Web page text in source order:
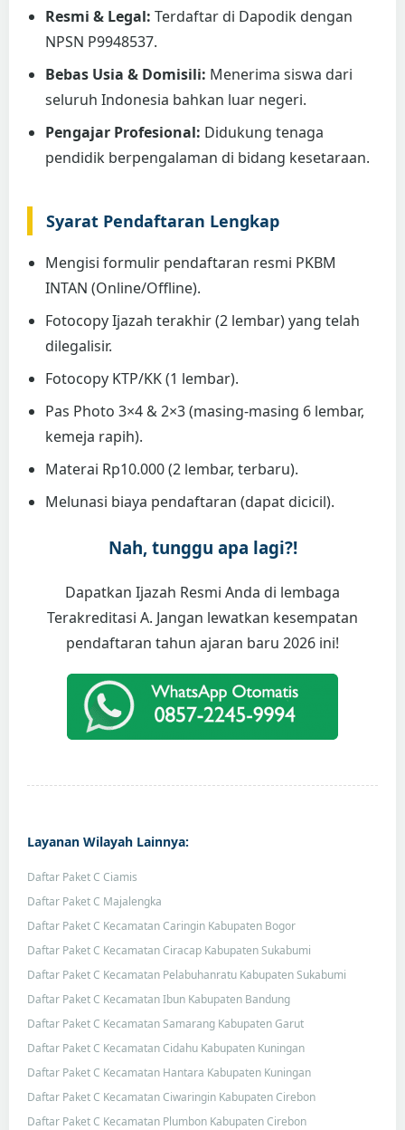
Resmi & Legal: Terdaftar di Dapodik dengan
NPSN P9948537.
Bebas Usia & Domisili: Menerima siswa dari
seluruh Indonesia bahkan luar negeri.
Pengajar Profesional: Didukung tenaga
pendidik berpengalaman di bidang kesetaraan.
Syarat Pendaftaran Lengkap
Mengisi formulir pendaftaran resmi PKBM
INTAN (Online/Offline).
Fotocopy Ijazah terakhir (2 lembar) yang telah
dilegalisir.
Fotocopy KTP/KK (1 lembar).
Pas Photo 3×4 & 2×3 (masing-masing 6 lembar,
kemeja rapih).
Materai Rp10.000 (2 lembar, terbaru).
Melunasi biaya pendaftaran (dapat dicicil).
Nah, tunggu apa lagi?!
Dapatkan Ijazah Resmi Anda di lembaga
Terakreditasi A. Jangan lewatkan kesempatan
pendaftaran tahun ajaran baru 2026 ini!
Layanan Wilayah Lainnya:
Daftar Paket C Ciamis
Daftar Paket C Majalengka
Daftar Paket C Kecamatan Caringin Kabupaten Bogor
Daftar Paket C Kecamatan Ciracap Kabupaten Sukabumi
Daftar Paket C Kecamatan Pelabuhanratu Kabupaten Sukabumi
Daftar Paket C Kecamatan Ibun Kabupaten Bandung
Daftar Paket C Kecamatan Samarang Kabupaten Garut
Daftar Paket C Kecamatan Cidahu Kabupaten Kuningan
Daftar Paket C Kecamatan Hantara Kabupaten Kuningan
Daftar Paket C Kecamatan Ciwaringin Kabupaten Cirebon
Daftar Paket C Kecamatan Plumbon Kabupaten Cirebon